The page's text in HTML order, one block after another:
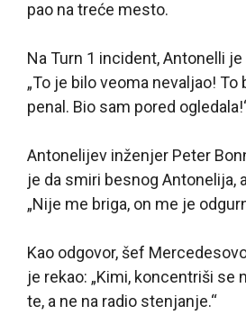
pao na treće mesto.
Na Turn 1 incident, Antonelli
„To je bilo veoma nevaljao! To
penal. Bio sam pored
Antonelijev inženjer Peter
je da smiri besnog Antonelija,
„Nije me briga, on me je
Kao odgovor, šef
je rekao: „Kimi, koncentriši se
te, a ne na radio stenjanje.“